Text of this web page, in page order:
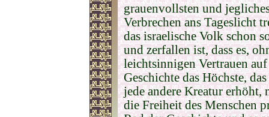
grauenvollsten und
Verbrechen ans Tageslicht
das israelische Volk schon
und zerfallen ist, dass es,
leichtsinnigen Vertrauen
Geschichte das Höchste,
jede andere Kreatur
die Freiheit des Menschen